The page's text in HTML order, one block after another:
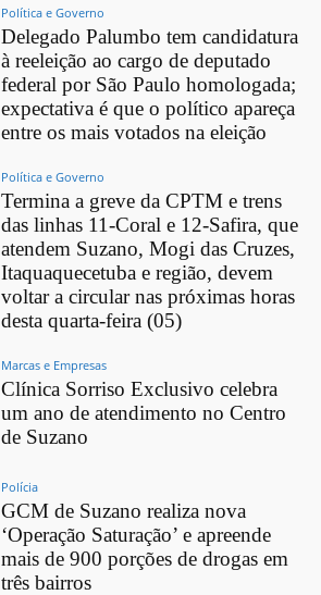
Política e Governo
Delegado Palumbo tem candidatura
à reeleição ao cargo de deputado
federal por São Paulo homologada;
expectativa é que o político apareça
entre os mais votados na eleição
Política e Governo
Termina a greve da CPTM e trens
das linhas 11-Coral e 12-Safira, que
atendem Suzano, Mogi das Cruzes,
Itaquaquecetuba e região, devem
voltar a circular nas próximas horas
desta quarta-feira (05)
Marcas e Empresas
Clínica Sorriso Exclusivo celebra
um ano de atendimento no Centro
de Suzano
Polícia
GCM de Suzano realiza nova
‘Operação Saturação’ e apreende
mais de 900 porções de drogas em
três bairros